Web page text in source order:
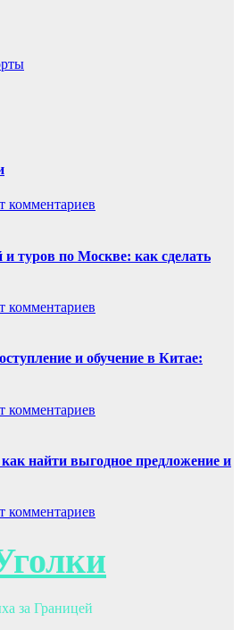
комментариев
и туров по Москве: как сделать
комментариев
и обучение в Китае:
комментариев
найти выгодное предложение и
комментариев
за Границей